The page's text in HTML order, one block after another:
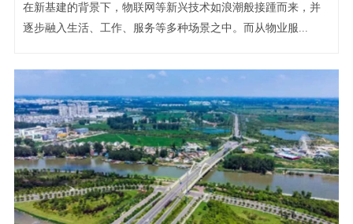
在新基建的背景下，物联网等新兴技术如浪潮般接踵而来，并
逐步融入生活、工作、服务等多种场景之中。而从物业服...